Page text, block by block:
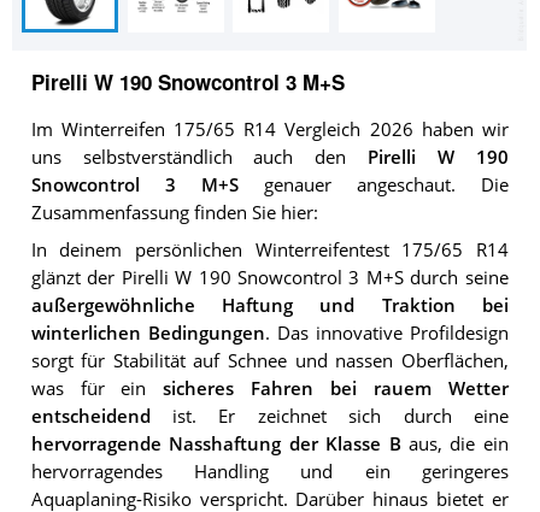
Pirelli W 190 Snowcontrol 3 M+S
Im Winterreifen 175/65 R14 Vergleich 2026 haben wir
uns selbstverständlich auch den Pirelli W 190
Snowcontrol 3 M+Sgenauer angeschaut. Die
Zusammenfassung finden Sie hier:
In deinem persönlichen Winterreifentest 175/65 R14
glänzt der Pirelli W 190 Snowcontrol 3 M+S durch seine
außergewöhnliche Haftung und Traktion bei
winterlichen Bedingungen. Das innovative Profildesign
sorgt für Stabilität auf Schnee und nassen Oberflächen,
was für einsicheres Fahren bei rauem Wetter
entscheidendist. Er zeichnet sich durch eine
hervorragende Nasshaftung der Klasse B aus, die ein
hervorragendes Handling und ein geringeres
Aquaplaning-Risiko verspricht. Darüber hinaus bietet er